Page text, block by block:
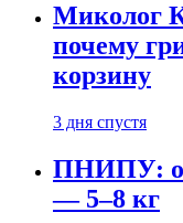
Миколог
почему
корзину
3 дня спустя
ПНИПУ:
— 5–8 кг